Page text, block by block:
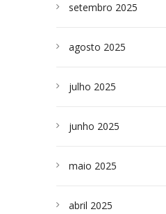
setembro 2025
agosto 2025
julho 2025
junho 2025
maio 2025
abril 2025